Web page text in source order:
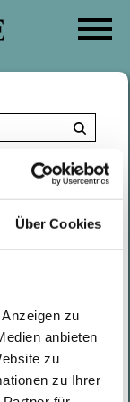
Über Cookies
zu
anbieten
zu
zu Ihrer
Eine
über
13.03.2025
auf